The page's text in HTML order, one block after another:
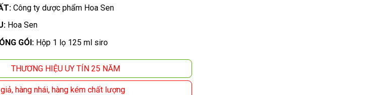
Công ty dược phẩm Hoa Sen
Hoa Sen
GÓI:Hộp 1 lọ 125 ml siro
THƯƠNG HIỆU UY TÍN 25 NĂM
hàng nhái, hàng kém chất lượng